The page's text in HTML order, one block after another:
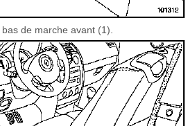
de marche avant (1).